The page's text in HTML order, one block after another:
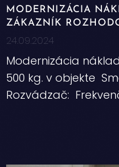
MODERNIZÁCIA
ZÁKAZNÍK
24.09.2024
Modernizácia
500 kg. v objekte
Rozvádzač: